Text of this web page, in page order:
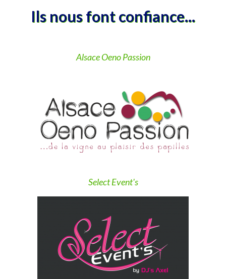
Ils nous font confiance...
Alsace Oeno Passion
Select Event's